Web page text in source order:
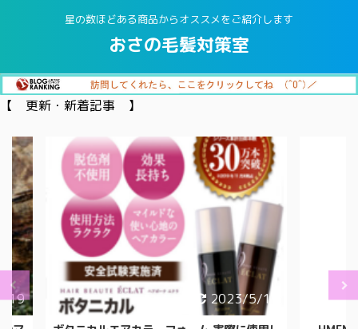
星の数ほどある商品からオススメをご紹介します
おさの毛髪対策室
【 更新・新着記事 】
5/17 2021/10/17